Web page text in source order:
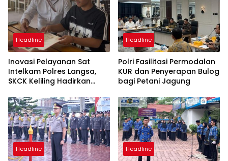
Headline
Inovasi Pelayanan Sat
Intelkam Polres Langsa,
SKCK Keliling Hadirkan
Mudah dan Humanis
Headline
Polri Fasilitasi Permodalan
KUR dan Penyerapan Bulog
bagi Petani Jagung
Headline Headline